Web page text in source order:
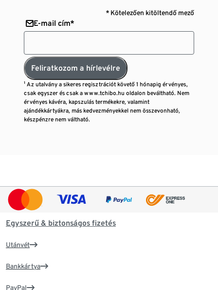
* Kötelezően kitöltendő mező
E-mail cím*
Feliratkozom a hírlevélre
¹ Az utalvány a sikeres regisztrációt követő 1 hónapig érvényes,
csak egyszer és csak a www.tchibo.hu oldalon beváltható. Nem
érvényes kávéra, kapszulás termékekre, valamint
ajándékkártyákra, más kedvezményekkel nem összevonható,
készpénzre nem váltható.
Egyszerű & biztonságos fizetés
Utánvét
Bankkártya
PayPal